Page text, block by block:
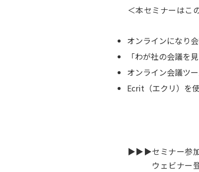
＜本セミナーはこの
オンラインになり
「わが社の会議を
オンライン会議ツ
Ecrit（エクリ）を
▶▶▶セミナー参加お
ウェビナー登